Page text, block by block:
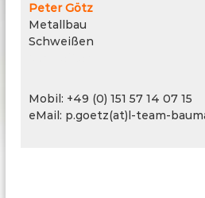
Peter Götz
Metallbau
Schweißen
Mobil: +49 (0) 151 57 14 07 15
eMail: p.goetz(at)l-team-